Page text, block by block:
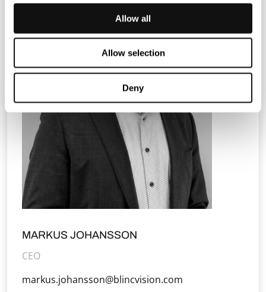
Allow all
Allow selection
Deny
MARKUS JOHANSSON
CEO
markus.johansson@blincvision.com